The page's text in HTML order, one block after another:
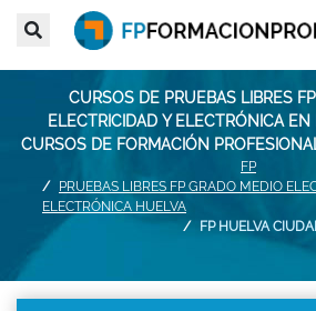
CURSOS DE PRUEBAS LIBRES
ELECTRICIDAD Y ELECTRÓNICA
CURSOS DE FORMACIÓN
FP
PRUEBAS LIBRES FP GRADO MEDIO
ELECTRÓNICA HUELVA
FP HUELVA